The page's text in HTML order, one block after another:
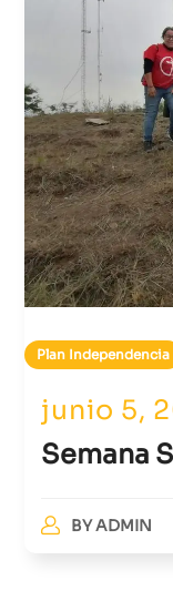
Plan Independencia
junio 5,
Semana
BYADMIN